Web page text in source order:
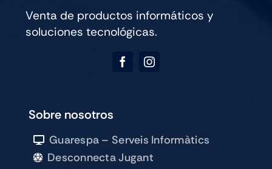
Venta de productos informáticos y
soluciones tecnológicas.
Sobre nosotros
Guarespa – Serveis Informàtics
Desconnecta Jugant